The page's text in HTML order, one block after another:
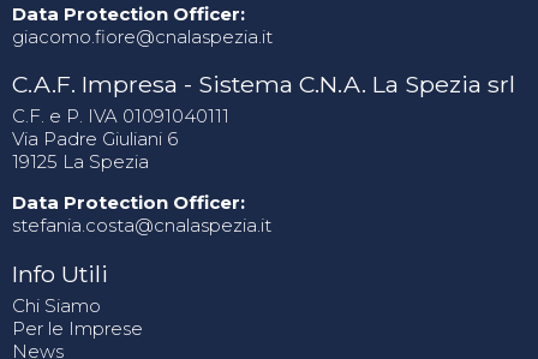
Data Protection Officer:
giacomo.fiore@cnalaspezia.it
C.A.F. Impresa - Sistema C.N.A. La Spezia srl
C.F. e P. IVA 01091040111
Via Padre Giuliani 6
19125 La Spezia
Data Protection Officer:
stefania.costa@cnalaspezia.it
Info Utili
Chi Siamo
Per le Imprese
News